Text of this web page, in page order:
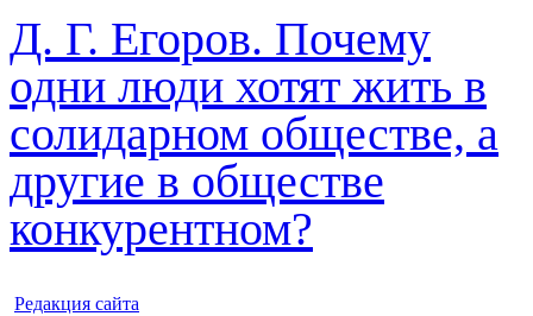
Д. Г. Егоров. Почему
одни люди хотят жить в
солидарном обществе, а
другие в обществе
конкурентном?
Редакция cайта